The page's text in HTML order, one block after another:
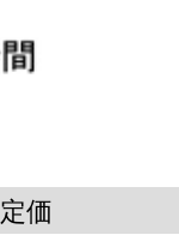
定価